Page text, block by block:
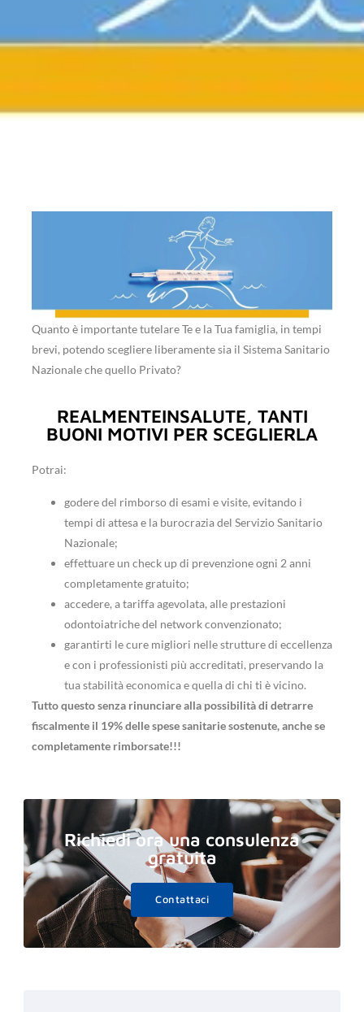
Quanto è importante tutelare Te e la Tua famiglia, in tempi
brevi, potendo scegliere liberamente sia il Sistema Sanitario
Nazionale che quello Privato?
REALMENTEINSALUTE, TANTI
BUONI MOTIVI PER SCEGLIERLA
Potrai:
godere del rimborso di esami e visite, evitando i
tempi di attesa e la burocrazia del Servizio Sanitario
Nazionale;
effettuare un check up di prevenzione ogni 2 anni
completamente gratuito;
accedere, a tariffa agevolata, alle prestazioni
odontoiatriche del network convenzionato;
garantirti le cure migliori nelle strutture di eccellenza
e con i professionisti più accreditati, preservando la
tua stabilità economica e quella di chi ti è vicino.
Tutto questo senza rinunciare alla possibilità di detrarre
fiscalmente il 19% delle spese sanitarie sostenute, anche se
completamente rimborsate!!!
Richiedi ora una consulenza
gratuita
Contattaci